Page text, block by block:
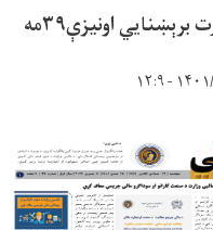
مالیي وزارت برېښنایي اونیزې۳۹مه